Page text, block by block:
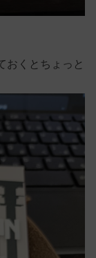
おくとちょっと